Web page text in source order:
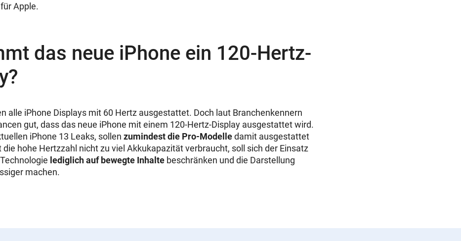
Apple.
das neue iPhone ein 120-Hertz-
alle iPhone Displays mit 60 Hertz ausgestattet. Doch laut Branchenkennern
gut, dass das neue iPhone mit einem 120-Hertz-Display ausgestattet wird.
iPhone 13 Leaks, sollen zumindest die Pro-Modelledamit ausgestattet
hohe Hertzzahl nicht zu viel Akkukapazität verbraucht, soll sich der Einsatz
lediglich auf bewegte Inhalte beschränken und die Darstellung
machen.